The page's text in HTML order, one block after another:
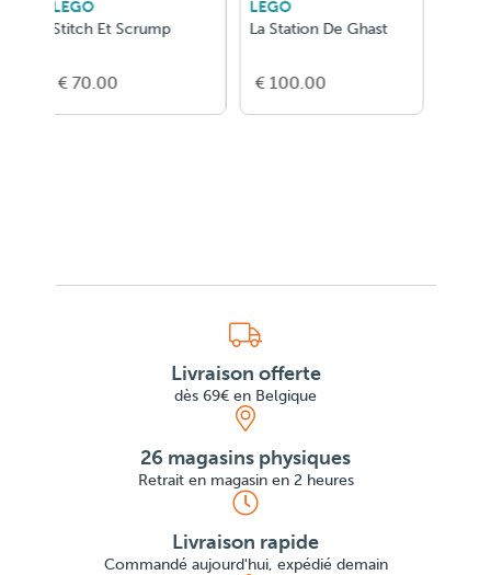
LEGO
La Station De Ghast
€ 100.00
LEGO
Animaux Sauvages : Le
€ 65.00
Livraison offerte
dès 69€ en Belgique
26 magasins physiques
Retrait en magasin en 2 heures
Livraison rapide
Commandé aujourd'hui, expédié demain